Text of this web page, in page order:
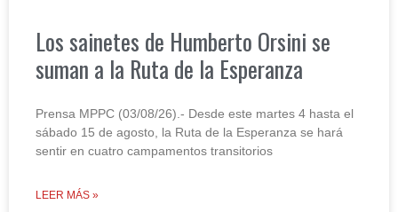
Los sainetes de Humberto Orsini se
suman a la Ruta de la Esperanza
Prensa MPPC (03/08/26).- Desde este martes 4 hasta el
sábado 15 de agosto, la Ruta de la Esperanza se hará
sentir en cuatro campamentos transitorios
LEER MÁS »